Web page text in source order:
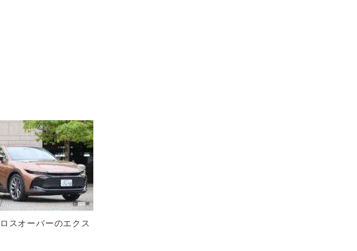
スオーバーのエクス